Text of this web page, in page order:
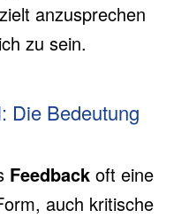
anzusprechen
zu sein.
Die Bedeutung
Feedbackoft eine
auch kritische